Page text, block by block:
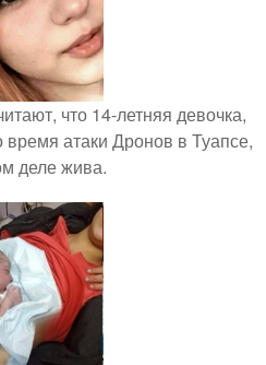
что 14-летняя девочка,
время атаки Дронов в Туапсе,
деле жива.